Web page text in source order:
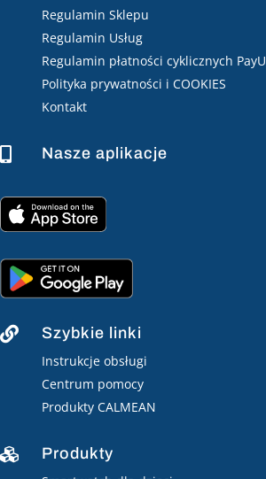
Regulamin Sklepu
Regulamin Usług
Regulamin płatności cyklicznych PayU
Polityka prywatności i COOKIES
Kontakt
 Nasze aplikacje
 Szybkie linki
Instrukcje obsługi
Centrum pomocy
Produkty CALMEAN
 Produkty